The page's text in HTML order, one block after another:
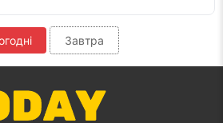
Завтра